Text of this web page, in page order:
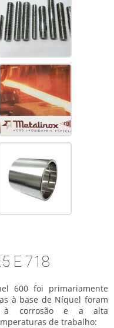
E 718
600 foi primariamente
à base de Níquel foram
à corrosão e a alta
de trabalho: